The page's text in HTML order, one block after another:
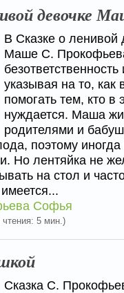
девочке
В Сказке о ленивой
Маше С.
указывая на то, как
помогать тем, кто в
нуждается. Маша
родителями и
поэтому иногда
Но лентяйка не
на стол и
Софья
5 мин.)
Сказка С.